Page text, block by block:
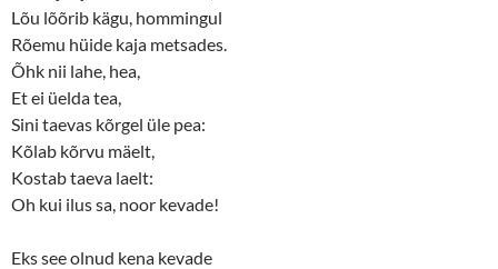
Lõu lõõrib kägu, hommingul
Rõemu hüide kaja metsades.
Õhk nii lahe, hea,
Et ei üelda tea,
Sini taevas kõrgel üle pea:
Kõlab kõrvu mäelt,
Kostab taeva laelt:
Oh kui ilus sa, noor kevade!
Eks see olnud kena kevade